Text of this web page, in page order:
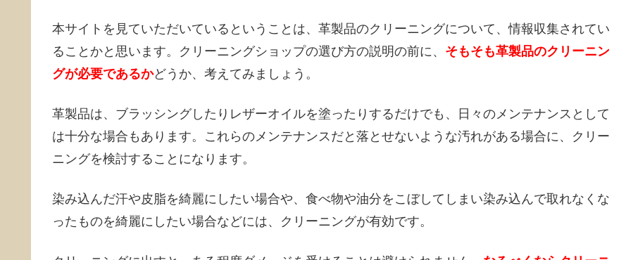
本サイトを見ていただいているということは、革製品のクリーニングについて、情報収集されてい
ることかと思います。クリーニングショップの選び方の説明の前に、 そもそも革製品のクリーニン
グが必要であるかどうか、考えてみましょう。
革製品は、ブラッシングしたりレザーオイルを塗ったりするだけでも、日々のメンテナンスとして
は十分な場合もあります。これらのメンテナンスだと落とせないような汚れがある場合に、クリー
ニングを検討することになります。
染み込んだ汗や皮脂を綺麗にしたい場合や、食べ物や油分をこぼしてしまい染み込んで取れなくな
ったものを綺麗にしたい場合などには、クリーニングが有効です。